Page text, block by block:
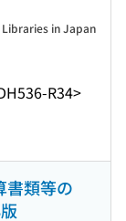
R34>
in Japan
書類等の